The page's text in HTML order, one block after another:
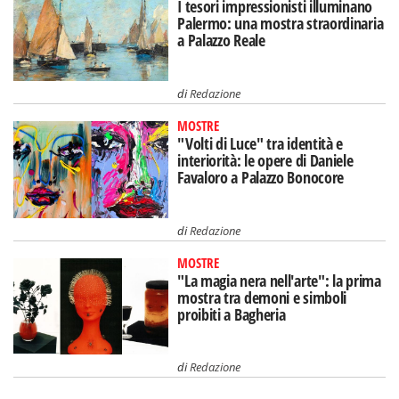
I tesori impressionisti illuminano
Palermo: una mostra straordinaria
a Palazzo Reale
diRedazione
MOSTRE
"Volti di Luce" tra identità e
interiorità: le opere di Daniele
Favaloro a Palazzo Bonocore
diRedazione
MOSTRE
"La magia nera nell'arte": la prima
mostra tra demoni e simboli
proibiti a Bagheria
diRedazione